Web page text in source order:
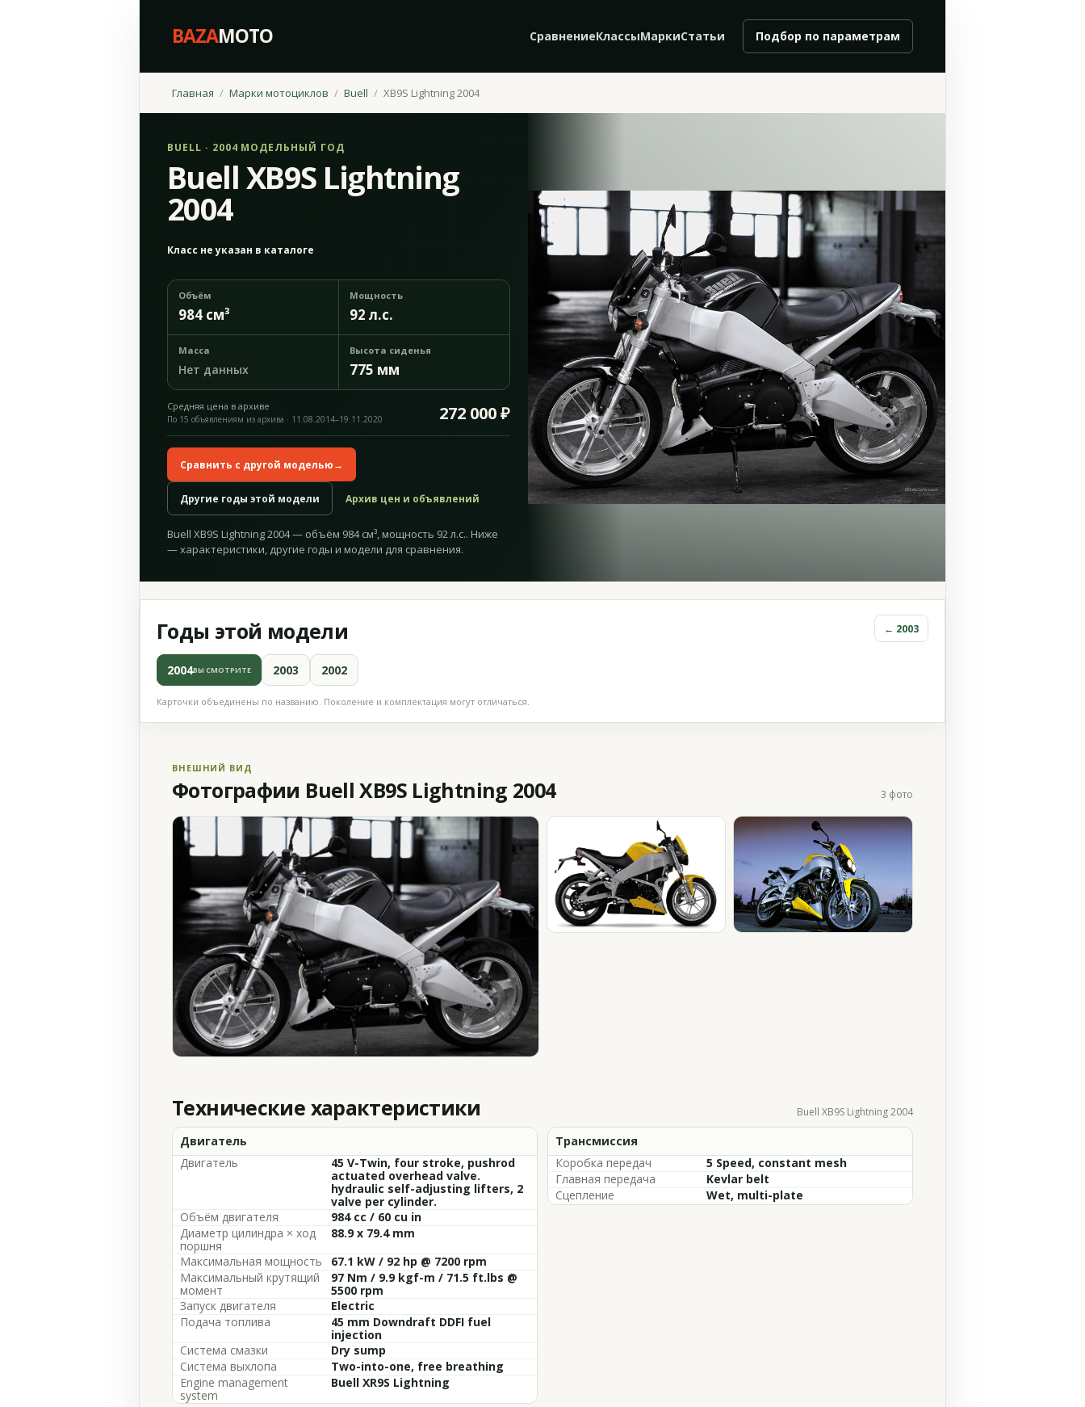
BAZAMOTO СравнениеКлассыМаркиСтатьи Подбор по параметрам
Главная Марки мотоциклов Buell XB9S Lightning 2004
BUELL · 2004 МОДЕЛЬНЫЙ ГОД
Buell XB9S Lightning
2004
Класс не указан в каталоге
Объём
984 см³
Мощность
92 л.с.
Масса
Нет данных
Высота сиденья
775 мм
Средняя цена в архиве 272 000 ₽
По 15 объявлениям из архива · 11.08.2014–19.11.2020
Сравнить с другой моделью→
Другие годы этой модели Архив цен и объявлений
Buell XB9S Lightning 2004 — объём 984 см³, мощность 92 л.с.. Ниже
— характеристики, другие годы и модели для сравнения.
Годы этой модели ← 2003
2004ВЫ СМОТРИТЕ 2003 2002
Карточки объединены по названию. Поколение и комплектация могут отличаться.
ВНЕШНИЙ ВИД
Фотографии Buell XB9S Lightning 2004 3 фото
Технические характеристики Buell XB9S Lightning 2004
Двигатель
Двигатель
45 V-Twin, four stroke, pushrod
actuated overhead valve.
hydraulic self-adjusting lifters, 2
valve per cylinder.
Объём двигателя
984 cc / 60 cu in
Диаметр цилиндра × ход
поршня
88.9 x 79.4 mm
Максимальная мощность
67.1 kW / 92 hp @ 7200 rpm
Максимальный крутящий
момент
97 Nm / 9.9 kgf-m / 71.5 ft.lbs @
5500 rpm
Запуск двигателя
Electric
Подача топлива
45 mm Downdraft DDFI fuel
injection
Система смазки
Dry sump
Система выхлопа
Two-into-one, free breathing
Engine management
system
Buell XR9S Lightning
Трансмиссия
Коробка передач
5 Speed, constant mesh
Главная передача
Kevlar belt
Сцепление
Wet, multi-plate